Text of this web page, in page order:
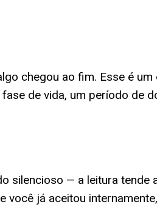
chegou ao fim. Esse é
de vida, um período de
silencioso — a leitura tende
já aceitou